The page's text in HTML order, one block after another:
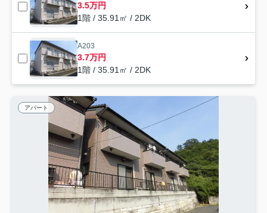
3.5万円
1階 / 35.91㎡ / 2DK
A203
3.7万円
1階 / 35.91㎡ / 2DK
アパート